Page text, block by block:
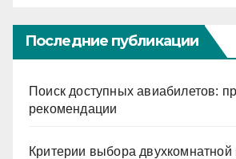
Последние публикации
Поиск доступных авиабилетов:
рекомендации
Критерии выбора двухкомнатной